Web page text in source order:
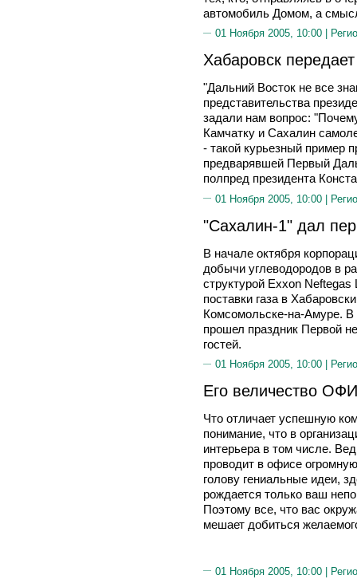
автомобиль Домом, а
01 Ноября 2005, 10:00 |
Хабаровск
"Дальний Восток не все
представительства
задали нам вопрос:
Камчатку и Сахалин
- такой курьезный пример
предварявшей Первый
полпред президента
01 Ноября 2005, 10:00 |
"Сахалин-1" дал
В начале октября
добычи углеводородов в
структурой Exxon
поставки газа в
Комсомольске-на-Амуре.
прошел праздник Первой
гостей.
01 Ноября 2005, 10:00 |
Его величество
Что отличает успешную
понимание, что в
интерьера в том числе.
проводит в офисе
голову гениальные идеи,
рождается только ваш
Поэтому все, что вас
мешает добиться
01 Ноября 2005, 10:00 |